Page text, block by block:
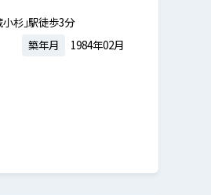
小杉」駅徒歩3分
築年月 1984年02月